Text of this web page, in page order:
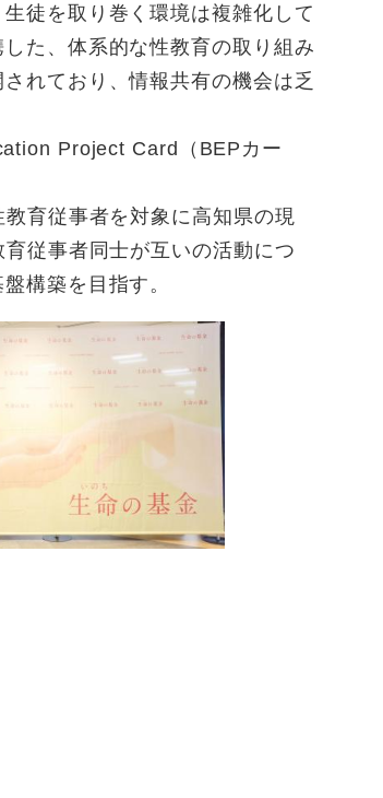
徒を取り巻く環境は複雑化して
た、体系的な性教育の取り組み
れており、情報共有の機会は乏
Project Card（BEPカー
育従事者を対象に高知県の現
従事者同士が互いの活動につ
構築を目指す。